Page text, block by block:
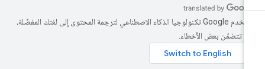
تستخدم Google تكنولوجيا الذكاء الاصطناعي لترجمة المحتوى إلى لغتك المفضّلة،
تتضمّن بعض الأخطاء.